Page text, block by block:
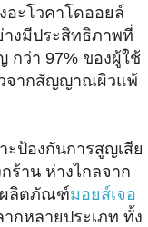
ะโวคาโดออยล์
งมีประสิทธิภาพที่
กว่า 97% ของผู้ใช้
จากสัญญาณผิวแพ้
ะป้องกันการสูญเสีย
ร้าน ห่างไกลจาก
ผลิตภัณฑ์มอยส์เจอ
ากหลายประเภท ทั้ง